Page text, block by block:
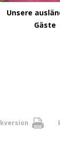
Unsere
Gäste